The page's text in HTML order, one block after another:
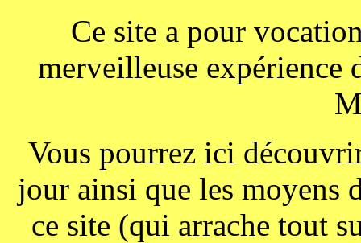
Ce site a pour
merveilleuse expérience
Vous pourrez ici
jour ainsi que les moyens
ce site (qui arrache tout